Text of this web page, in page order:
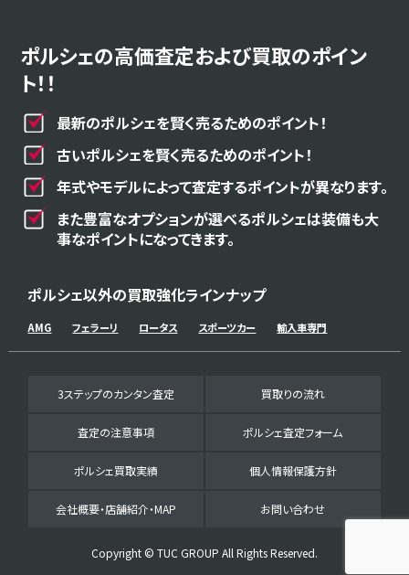
ポルシェの高価査定および買取のポイン
ト！！
最新のポルシェを賢く売るためのポイント！
古いポルシェを賢く売るためのポイント！
年式やモデルによって査定するポイントが異なります。
また豊富なオプションが選べるポルシェは装備も大
事なポイントになってきます。
ポルシェ以外の買取強化ラインナップ
AMG フェラーリ ロータス スポーツカー 輸入車専門
3ステップのカンタン査定 買取りの流れ
査定の注意事項 ポルシェ査定フォーム
ポルシェ買取実績 個人情報保護方針
会社概要・店舗紹介・MAP お問い合わせ
Copyright © TUC GROUP All Rights Reserved.